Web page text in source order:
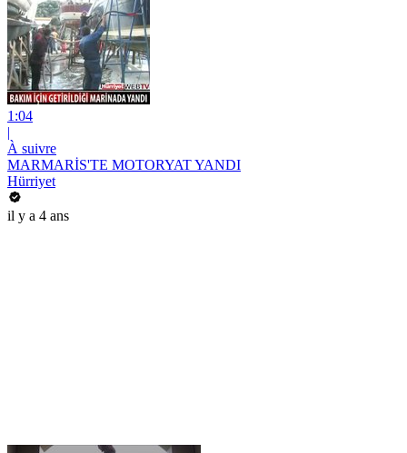
1:04
|
À suivre
MARMARİS'TE MOTORYAT YANDI
Hürriyet
il y a 4 ans